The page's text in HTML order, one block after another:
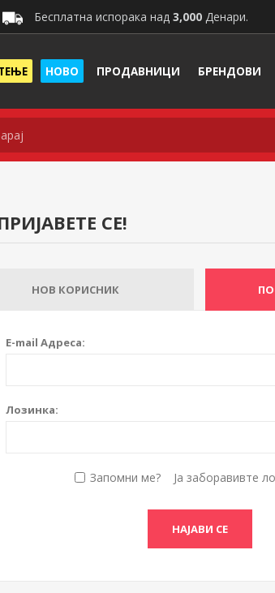
Бесплатна испорака над 3,000 Денари.
НОВО ПРОДАВНИЦИ БРЕНДОВИ
СЕ!
НОВ КОРИСНИК
E-mail Адреса:
Лозинка:
Запомни ме? Ја заборавивте